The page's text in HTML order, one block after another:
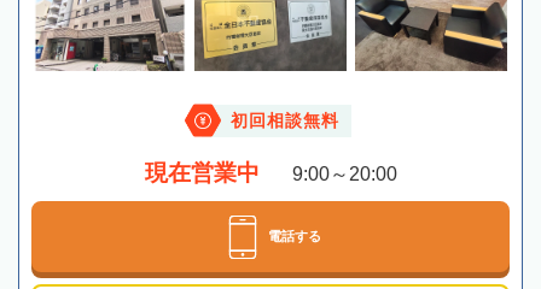
初回相談無料
現在営業中 9:00～20:00
電話する